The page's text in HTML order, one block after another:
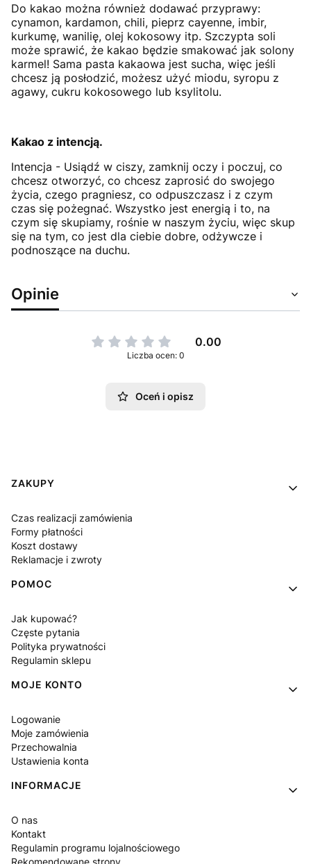
Do kakao można również dodawać przyprawy:
cynamon, kardamon, chili, pieprz cayenne, imbir,
kurkumę, wanilię, olej kokosowy itp. Szczypta soli
może sprawić, że kakao będzie smakować jak solony
karmel! Sama pasta kakaowa jest sucha, więc jeśli
chcesz ją posłodzić, możesz użyć miodu, syropu z
agawy, cukru kokosowego lub ksylitolu.
Kakao z intencją.
Intencja - Usiądź w ciszy, zamknij oczy i poczuj, co
chcesz otworzyć, co chcesz zaprosić do swojego
życia, czego pragniesz, co odpuszczasz i z czym
czas się pożegnać. Wszystko jest energią i to, na
czym się skupiamy, rośnie w naszym życiu, więc skup
się na tym, co jest dla ciebie dobre, odżywcze i
podnoszące na duchu.
Opinie
0.00
Liczba ocen: 0
Oceń i opisz
Linki w stopce
ZAKUPY
Czas realizacji zamówienia
Formy płatności
Koszt dostawy
Reklamacje i zwroty
POMOC
Jak kupować?
Częste pytania
Polityka prywatności
Regulamin sklepu
MOJE KONTO
Logowanie
Moje zamówienia
Przechowalnia
Ustawienia konta
INFORMACJE
O nas
Kontakt
Regulamin programu lojalnościowego
Rekomendowane strony